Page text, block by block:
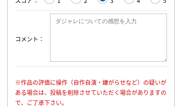
コメント
※作品の評価に操作（自作自演・嫌がらせなど）の疑いが
ある場合は、投稿を削除させていただく場合がありますの
で、ご了承下さい。